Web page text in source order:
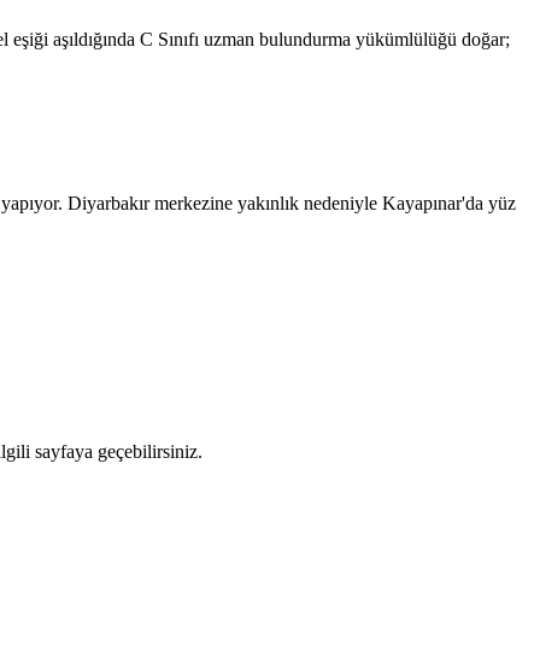
aşıldığında C Sınıfı uzman bulundurma yükümlülüğü doğar;
Diyarbakır merkezine yakınlık nedeniyle Kayapınar'da yüz
sayfaya geçebilirsiniz.